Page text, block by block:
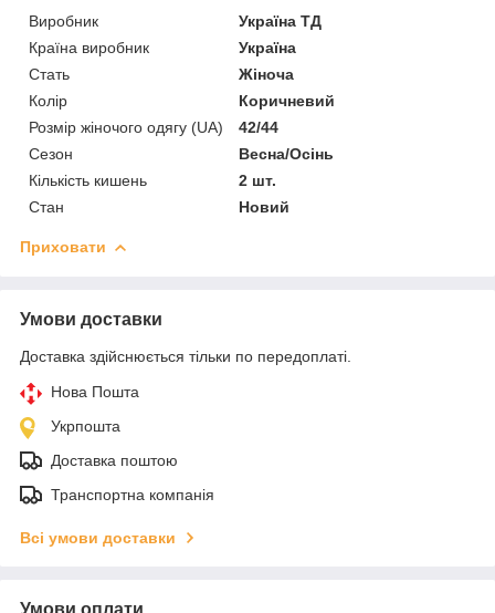
Виробник
Україна ТД
Країна виробник
Україна
Стать
Жіноча
Колір
Коричневий
Розмір жіночого одягу (UA)
42/44
Сезон
Весна/Осінь
Кількість кишень
2 шт.
Стан
Новий
Приховати
Умови доставки
Доставка здійснюється тільки по передоплаті.
Нова Пошта
Укрпошта
Доставка поштою
Транспортна компанія
Всі умови доставки
Умови оплати